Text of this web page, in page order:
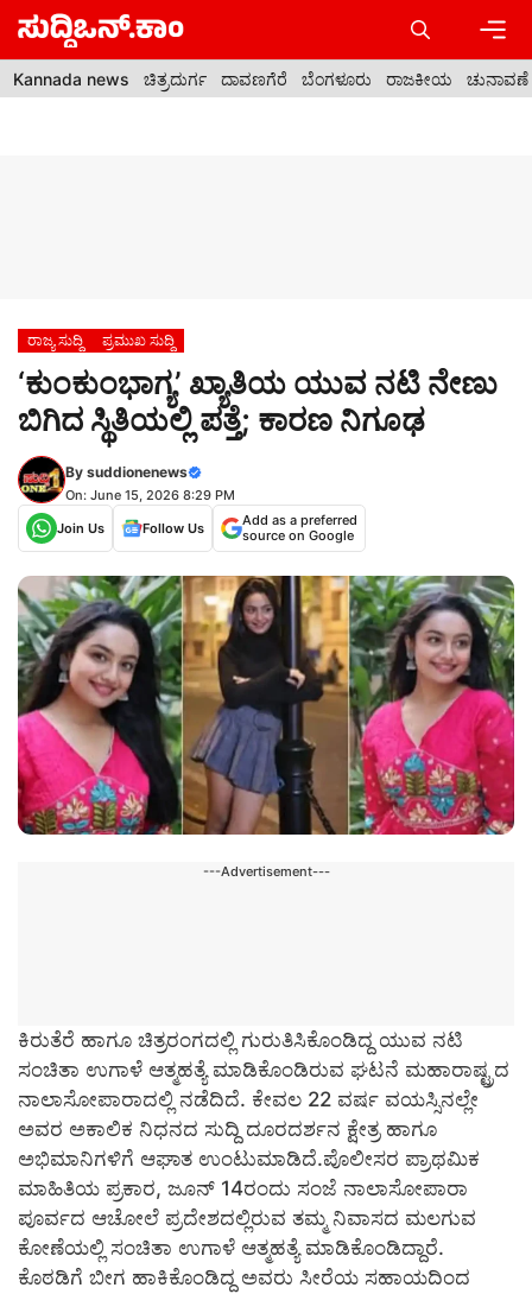
Skip
content
Kannada news ಚಿತ್ರದುರ್ಗ ದಾವಣಗೆರೆ ಬೆಂಗಳೂರು ರಾಜಕೀಯ ಚುನಾವಣೆ
ರಾಜ್ಯ ಸುದ್ದಿ ಪ್ರಮುಖ ಸುದ್ದಿ
‘ಕುಂಕುಂಭಾಗ್ಯ’ ಖ್ಯಾತಿಯ ಯುವ ನಟಿ ನೇಣು
ಬಿಗಿದ ಸ್ಥಿತಿಯಲ್ಲಿ ಪತ್ತೆ; ಕಾರಣ ನಿಗೂಢ
By suddionenews
On: June 15, 2026 8:29 PM
Join Us
Follow Us
Add as a preferred
source on Google
---Advertisement---
ಕಿರುತೆರೆ ಹಾಗೂ ಚಿತ್ರರಂಗದಲ್ಲಿ ಗುರುತಿಸಿಕೊಂಡಿದ್ದ ಯುವ ನಟಿ
ಸಂಚಿತಾ ಉಗಾಳೆ ಆತ್ಮಹತ್ಯೆ ಮಾಡಿಕೊಂಡಿರುವ ಘಟನೆ ಮಹಾರಾಷ್ಟ್ರದ
ನಾಲಾಸೋಪಾರಾದಲ್ಲಿ ನಡೆದಿದೆ. ಕೇವಲ 22 ವರ್ಷ ವಯಸ್ಸಿನಲ್ಲೇ
ಅವರ ಅಕಾಲಿಕ ನಿಧನದ ಸುದ್ದಿ ದೂರದರ್ಶನ ಕ್ಷೇತ್ರ ಹಾಗೂ
ಅಭಿಮಾನಿಗಳಿಗೆ ಆಘಾತ ಉಂಟುಮಾಡಿದೆ.ಪೊಲೀಸರ ಪ್ರಾಥಮಿಕ
ಮಾಹಿತಿಯ ಪ್ರಕಾರ, ಜೂನ್ 14ರಂದು ಸಂಜೆ ನಾಲಾಸೋಪಾರಾ
ಪೂರ್ವದ ಆಚೋಲೆ ಪ್ರದೇಶದಲ್ಲಿರುವ ತಮ್ಮ ನಿವಾಸದ ಮಲಗುವ
ಕೋಣೆಯಲ್ಲಿ ಸಂಚಿತಾ ಉಗಾಳೆ ಆತ್ಮಹತ್ಯೆ ಮಾಡಿಕೊಂಡಿದ್ದಾರೆ.
ಕೊಠಡಿಗೆ ಬೀಗ ಹಾಕಿಕೊಂಡಿದ್ದ ಅವರು ಸೀರೆಯ ಸಹಾಯದಿಂದ